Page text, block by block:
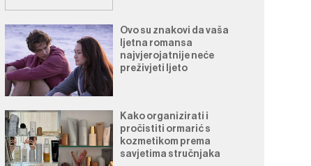
Ovo su znakovi da vaša
ljetna romansa
najvjerojatnije neće
preživjeti ljeto
Kako organizirati i
pročistiti ormarić s
kozmetikom prema
savjetima stručnjaka